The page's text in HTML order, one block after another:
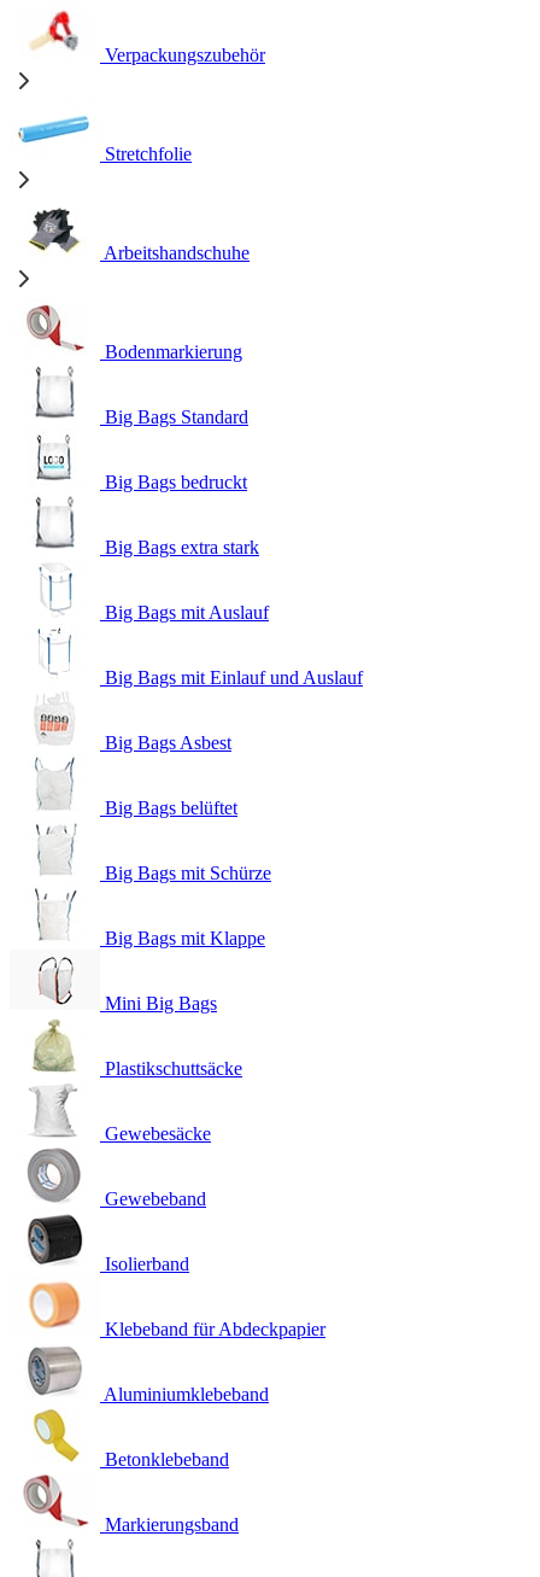
Verpackungszubehör
Stretchfolie
Arbeitshandschuhe
Bodenmarkierung
Big Bags Standard
Big Bags bedruckt
Big Bags extra stark
Big Bags mit Auslauf
Big Bags mit Einlauf und Auslauf
Big Bags Asbest
Big Bags belüftet
Big Bags mit Schürze
Big Bags mit Klappe
Mini Big Bags
Plastikschuttsäcke
Gewebesäcke
Gewebeband
Isolierband
Klebeband für Abdeckpapier
Aluminiumklebeband
Betonklebeband
Markierungsband